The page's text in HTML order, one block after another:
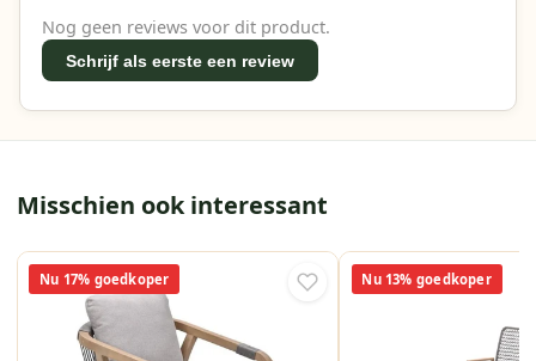
Nog geen reviews voor dit product.
Schrijf als eerste een review
Misschien ook interessant
Nu 17% goedkoper Nu 13% goedkoper